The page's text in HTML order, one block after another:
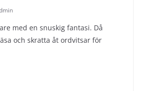
med en snuskig fantasi. Då
och skratta åt ordvitsar för